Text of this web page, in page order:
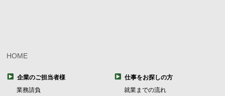
HOME
企業のご担当者様
業務請負
仕事をお探しの方
就業までの流れ